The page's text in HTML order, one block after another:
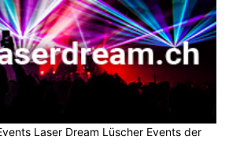
Laser Dream Lüscher Events der